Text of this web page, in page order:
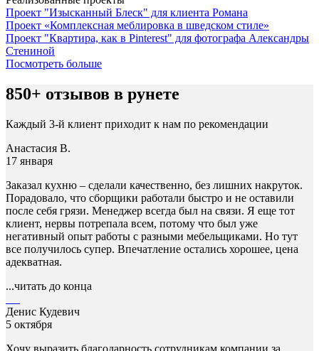
Проект "Изысканный Блеск" для клиента Романа
Проект «Комплексная меблировка в шведском стиле»
Проект "Квартира, как в Pinterest" для фотографа Александры
Стениной
Посмотреть больше
850+ отзывов в рунете
Каждый 3-й клиент приходит к нам по рекомендации
Анастасия В.
17 января
Заказал кухню – сделали качественно, без лишних накруток.
Порадовало, что сборщики работали быстро и не оставили
после себя грязи. Менеджер всегда был на связи. Я еще тот
клиент, нервы потрепала всем, потому что был уже
негативный опыт работы с разными мебельщиками. Но тут
все получилось супер. Впечатление остались хорошее, цена
адекватная.
...читать до конца
Денис Кудевич
5 октября